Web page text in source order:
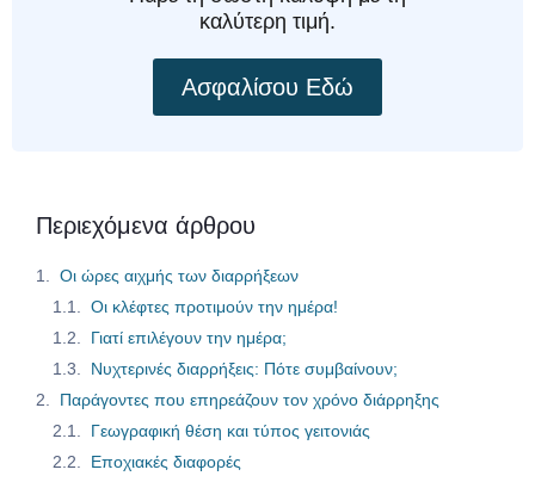
καλύτερη τιμή.
Ασφαλίσου Εδώ
Περιεχόμενα άρθρου
Οι ώρες αιχμής των διαρρήξεων
Οι κλέφτες προτιμούν την ημέρα!
Γιατί επιλέγουν την ημέρα;
Νυχτερινές διαρρήξεις: Πότε συμβαίνουν;
Παράγοντες που επηρεάζουν τον χρόνο διάρρηξης
Γεωγραφική θέση και τύπος γειτονιάς
Εποχιακές διαφορές